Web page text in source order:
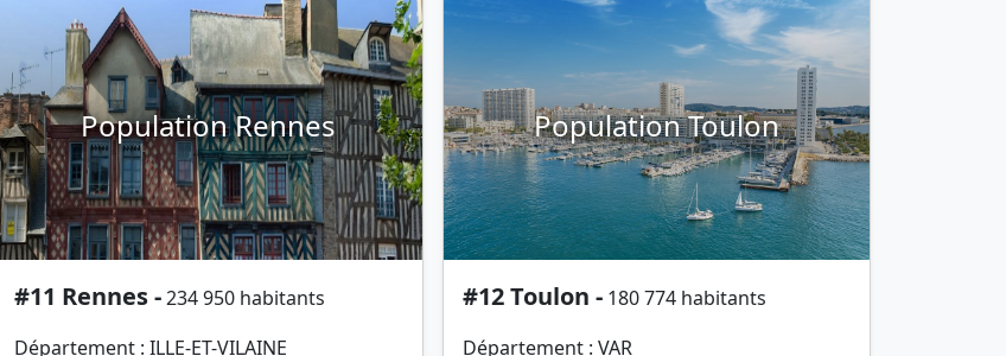
Population Rennes
#11 Rennes -234 950 habitants
Département : ILLE-ET-VILAINE
Population Toulon
#12 Toulon - 180 774 habitants
Département : VAR